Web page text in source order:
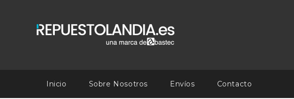
Inicio Sobre Nosotros Envíos Contacto